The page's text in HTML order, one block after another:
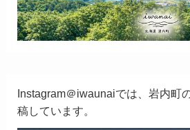
Instagram＠iwaunaiでは、岩内町
稿しています。